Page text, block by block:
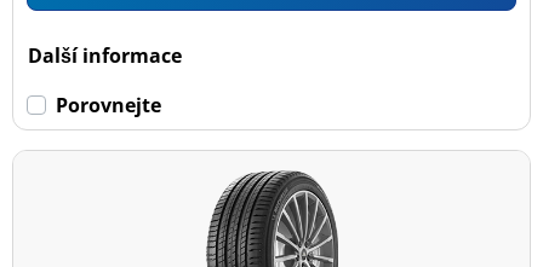
Další informace
Porovnejte